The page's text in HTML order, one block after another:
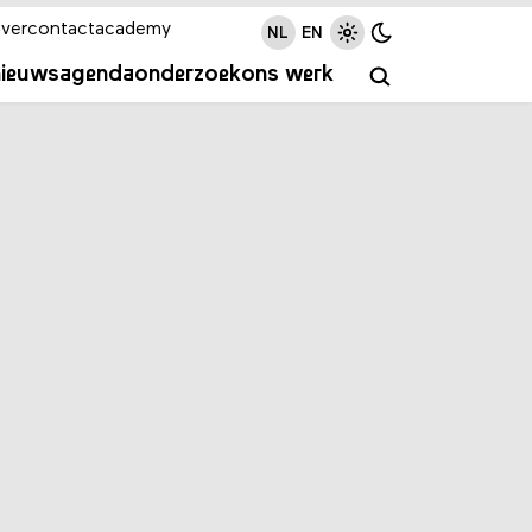
agendaonderzoekons werk
contactacademy NL EN